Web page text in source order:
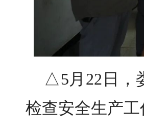
△5月22日，
检查安全生产工